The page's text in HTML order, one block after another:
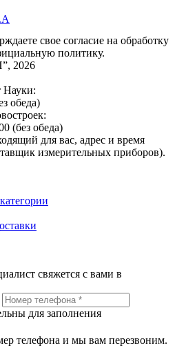
свое согласие на обработку
политику.
2026
Науки:
обеда)
(без обеда)
для вас, адрес и время
измерительных приборов).
свяжется с вами в
для заполнения
телефона и мы вам перезвоним.